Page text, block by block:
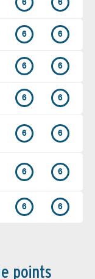
6 6
6 6
6 6
6 6
6 6
6 6
6 6
points